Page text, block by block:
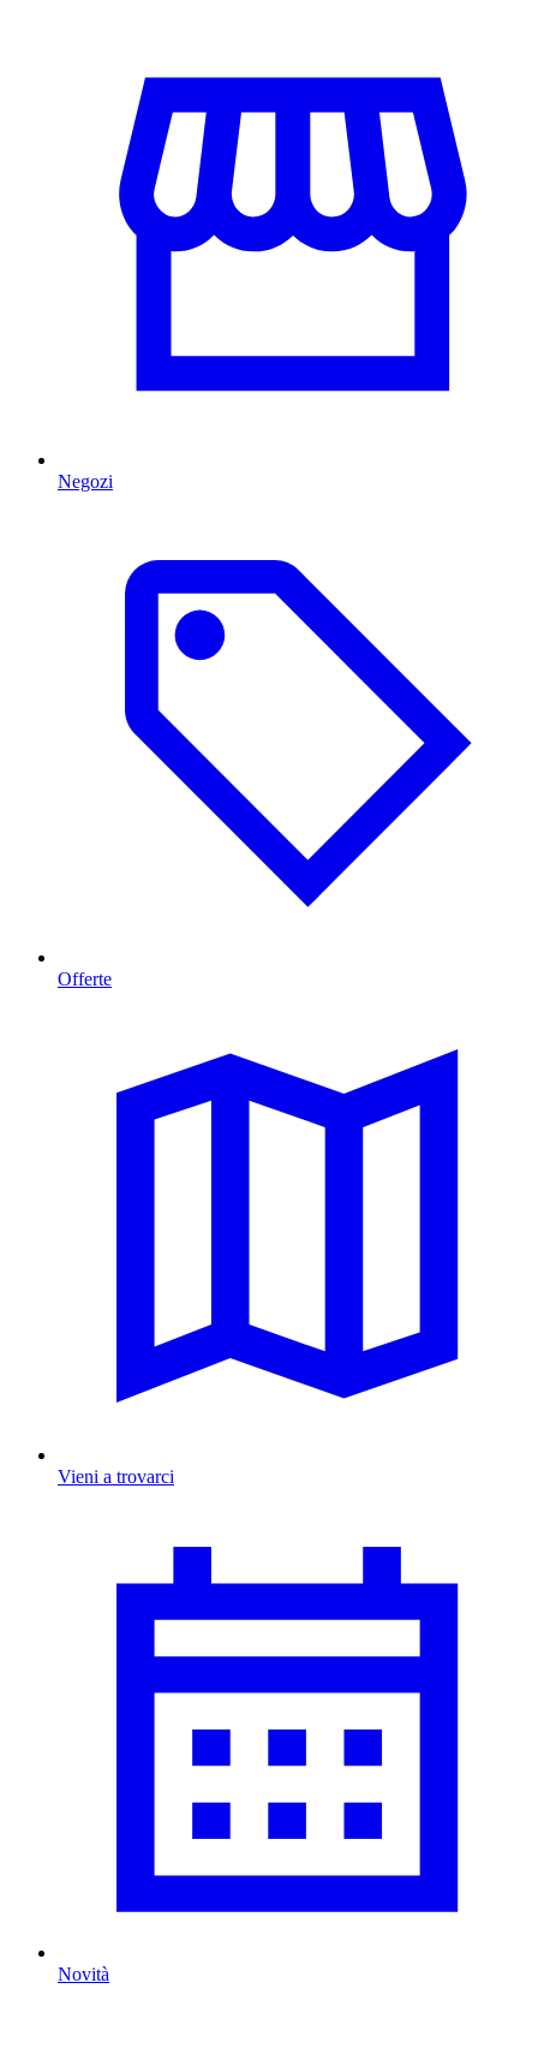
Negozi
Offerte
Vieni a trovarci
Novità